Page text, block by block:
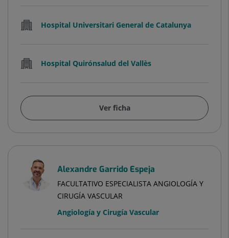
Hospital Universitari General de Catalunya
Hospital Quirónsalud del Vallès
Ver ficha
Alexandre Garrido Espeja
FACULTATIVO ESPECIALISTA ANGIOLOGÍA Y
CIRUGÍA VASCULAR
Angiología y Cirugía Vascular